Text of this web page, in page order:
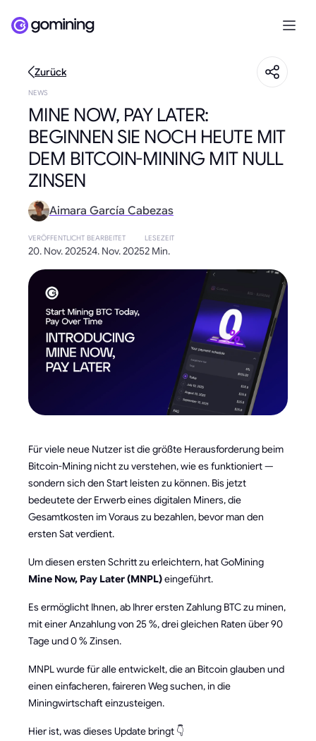
Zurück
NEWS
MINE NOW, PAY LATER:
BEGINNEN SIE NOCH HEUTE MIT
DEM BITCOIN-MINING MIT NULL
ZINSEN
Aimara García Cabezas
VERÖFFENTLICHT
20. Nov. 2025
BEARBEITET
24. Nov. 2025
LESEZEIT
2 Min.
Für viele neue Nutzer ist die größte Herausforderung beim
Bitcoin-Mining nicht zu verstehen, wie es funktioniert —
sondern sich den Start leisten zu können. Bis jetzt
bedeutete der Erwerb eines digitalen Miners, die
Gesamtkosten im Voraus zu bezahlen, bevor man den
ersten Sat verdient.
Um diesen ersten Schritt zu erleichtern, hat GoMining
Mine Now, Pay Later (MNPL)eingeführt.
Es ermöglicht Ihnen, ab Ihrer ersten Zahlung BTC zu minen,
mit einer Anzahlung von 25 %, drei gleichen Raten über 90
Tage und 0 % Zinsen.
MNPL wurde für alle entwickelt, die an Bitcoin glauben und
einen einfacheren, faireren Weg suchen, in die
Miningwirtschaft einzusteigen.
Hier ist, was dieses Update bringt 👇